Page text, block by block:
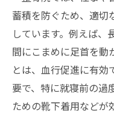
蓄積を防ぐため、適切
しています。例えば、
間にこまめに足首を動
とは、血行促進に有効
要で、特に就寝前の過
ための靴下着用などが